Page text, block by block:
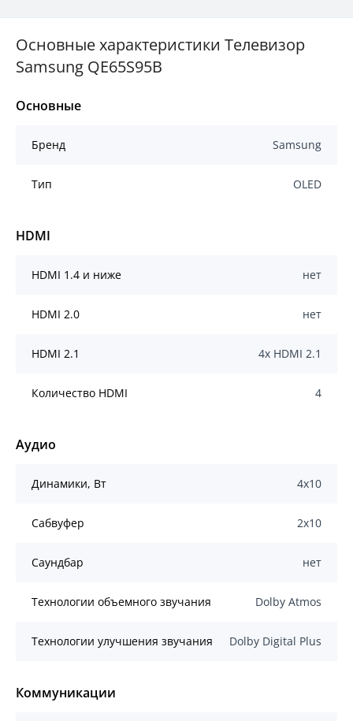
Основные характеристики Телевизор
Samsung QE65S95B
Основные
Бренд Samsung
Тип OLED
HDMI
HDMI 1.4 и ниже нет
HDMI 2.0 нет
HDMI 2.1 4x HDMI 2.1
Количество HDMI 4
Аудио
Динамики, Вт 4х10
Сабвуфер 2х10
Саундбар нет
Технологии объемного звучания Dolby Atmos
Технологии улучшения звучания Dolby Digital Plus
Коммуникации